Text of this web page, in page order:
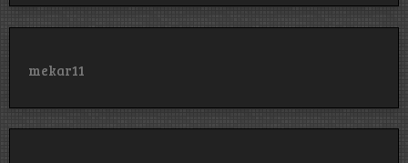
mekar11